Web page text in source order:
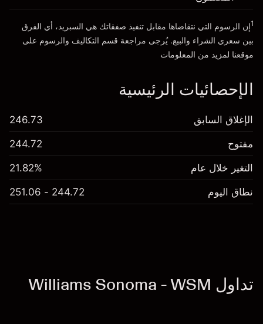
انتقل إلى المنصة
1إن الرسوم التي نتقاضاها مقابل تنفيذ صفقاتك هي السبريد، أي الفرق
بين سعري الشراء والبيع. يُرجى مراجعة قسم التكاليف والرسوم على
موقعنا لمزيد من المعلومات
الإحصائيات الرئيسية
الإغلاق السابق 246.73
مفتوح 244.72
التغير خلال عام 21.82%
نطاق اليوم 244.72 - 251.06
تداول Williams Sonoma - WSM